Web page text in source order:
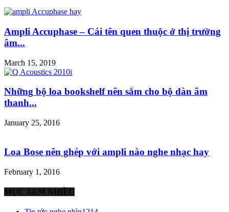
Ampli Accuphase – Cái tên quen thuộc ở thị trường
âm...
March 15, 2019
Những bộ loa bookshelf nên sắm cho bộ dàn âm
thanh...
January 25, 2016
Loa Bose nên ghép với ampli nào nghe nhạc hay
February 1, 2016
MỤC XEM NHIỀU